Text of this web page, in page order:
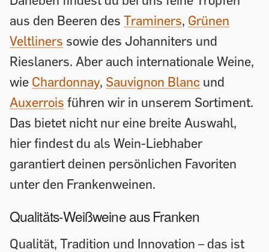
aus den Beeren des Traminers, Grünen
Veltliners sowie des Johanniters und
Rieslaners. Aber auch internationale Weine,
wie Chardonnay, Sauvignon Blanc und
Auxerrois führen wir in unserem Sortiment.
Das bietet nicht nur eine breite Auswahl,
hier findest du als Wein-Liebhaber
garantiert deinen persönlichen Favoriten
unter den Frankenweinen.
Qualitäts-Weißweine aus Franken
Qualität, Tradition und Innovation – das ist